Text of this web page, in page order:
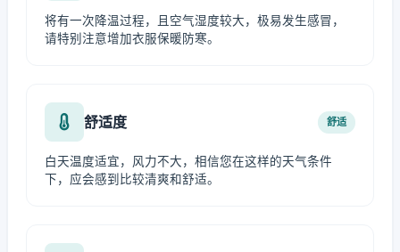
将有一次降温过程，且空气湿度较大，极易发生感冒，
请特别注意增加衣服保暖防寒。
舒适度 舒适
白天温度适宜，风力不大，相信您在这样的天气条件
下，应会感到比较清爽和舒适。